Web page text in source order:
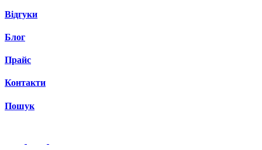
Відгуки
Блог
Прайс
Контакти
Пошук